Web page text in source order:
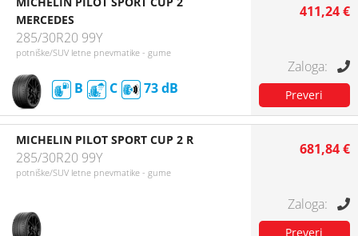
MERCEDES
285/30R20 99Y
potniške/SUV letne pnevmatike - gume
B C 73
411,24 €
MICHELIN PILOT SPORT CUP 2 R
285/30R20 99Y
potniške/SUV letne pnevmatike - gume
681,84 €